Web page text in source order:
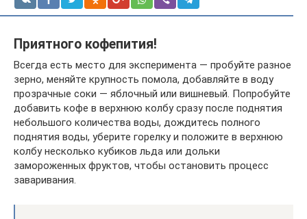
Приятного кофепития!
Bсегда есть место для эксперимента — пробуйте разное
зерно, меняйте крупность помола, добавляйте в воду
прозрачные соки — яблочный или вишневый. Попробуйте
добавить кофе в верхнюю колбу сразу после поднятия
небольшого количества воды, дождитесь полного
поднятия воды, уберите горелку и положите в верхнюю
колбу несколько кубиков льда или дольки
замороженных фруктов, чтобы остановить процесс
заваривания.